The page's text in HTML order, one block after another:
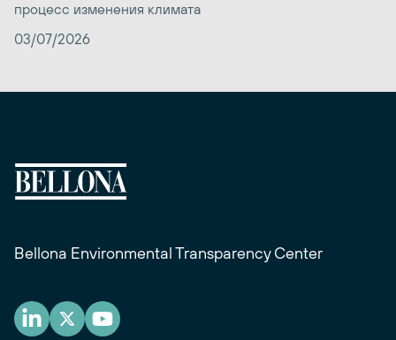
процесс изменения климата
03/07/2026
Bellona Environmental Transparency Center